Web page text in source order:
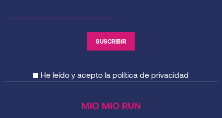
He leído y acepto la política de privacidad
MIO MIO RUN